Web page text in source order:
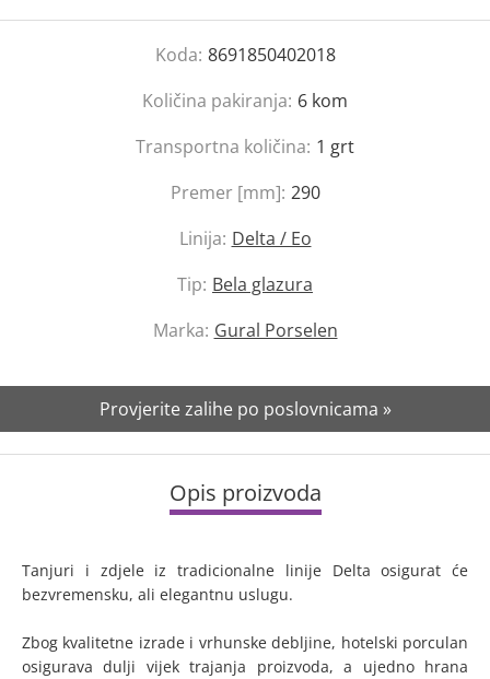
Koda: 8691850402018
Količina pakiranja: 6 kom
Transportna količina: 1 grt
Premer [mm]: 290
Linija: Delta / Eo
Tip: Bela glazura
Marka: Gural Porselen
Provjerite zalihe po poslovnicama »
Opis proizvoda
Tanjuri i zdjele iz tradicionalne linije Delta osigurat će
bezvremensku, ali elegantnu uslugu.
Zbog kvalitetne izrade i vrhunske debljine, hotelski porculan
osigurava dulji vijek trajanja proizvoda, a ujedno hrana